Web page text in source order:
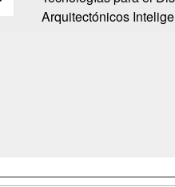
Arquitectónicos